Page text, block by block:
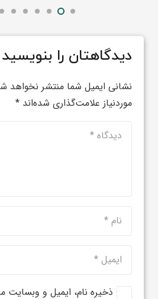
دیدگاهتان را بنویسید
نشانی ایمیل شما منتشر نخواهد
موردنیاز علامت‌گذاری شده‌اند *
ذخیره نام، ایمیل و وبسایت